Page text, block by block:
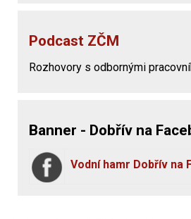
Podcast ZČM
Rozhovory s odbornými
Banner - Dobřív na
Vodní hamr Dobřív na